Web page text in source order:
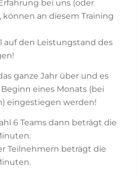
bei uns (oder
können an diesem Training
auf den Leistungstand des
ganze Jahr über und es
eines Monats (bei
eingestiegen werden!
6 Teams dann beträgt die
Teilnehmern beträgt die